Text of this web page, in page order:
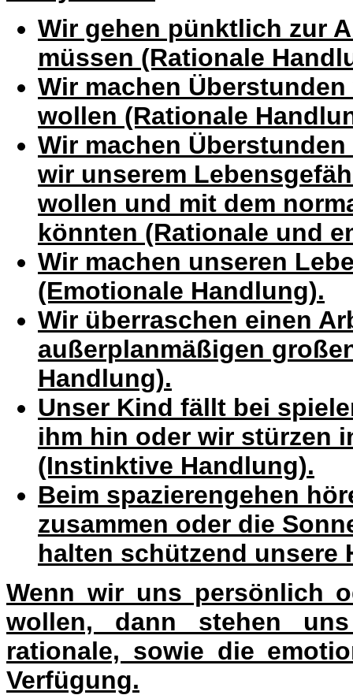
Wir gehen pünktlich zur
müssen (Rationale
Wir machen
wollen (Rationale
Wir machen
wir unserem
wollen und mit dem
könnten (Rationale und
Wir machen unseren
(Emotionale Handlung).
Wir überraschen einen
außerplanmäßigen
Handlung).
Unser Kind fällt bei
ihm hin oder wir stürzen
(Instinktive Handlung).
Beim spazierengehen
zusammen oder die
halten schützend unsere
Wenn wir uns persönlich
wollen, dann stehen
rationale, sowie die
Verfügung.